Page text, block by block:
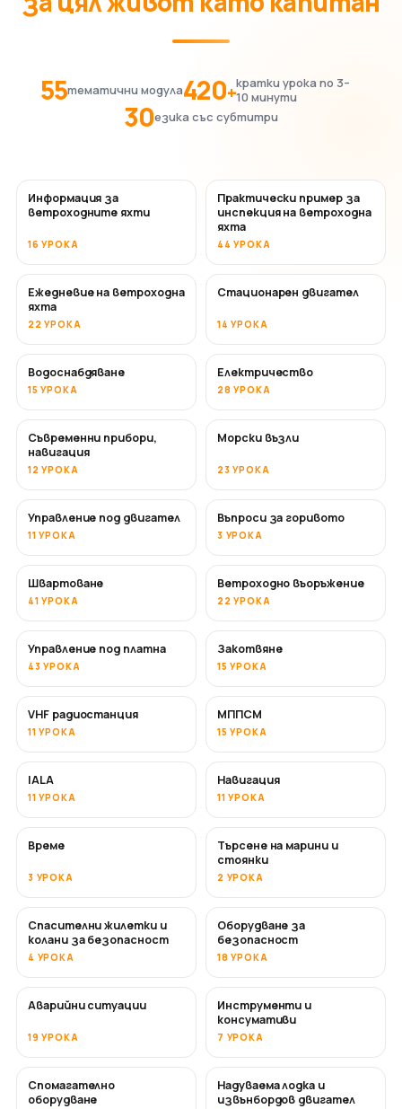
55тематични модула420+кратки урока по 3–
10 минути
30езика със субтитри
Информация за
ветроходните яхти
16 УРОКА
Практически пример за
инспекция на ветроходна
яхта
44 УРОКА
Ежедневие на ветроходна
яхта
22 УРОКА
Стационарен двигател
14 УРОКА
Водоснабдяване
15 УРОКА
Електричество
28 УРОКА
Съвременни прибори,
навигация
12 УРОКА
Морски възли
23 УРОКА
Управление под двигател
11 УРОКА
Въпроси за горивото
3 УРОКА
Швартоване
41 УРОКА
Ветроходно въоръжение
22 УРОКА
Управление под платна
43 УРОКА
Закотвяне
15 УРОКА
VHF радиостанция
11 УРОКА
МППСМ
15 УРОКА
IALA
11 УРОКА
Навигация
11 УРОКА
Време
3 УРОКА
Търсене на марини и
стоянки
2 УРОКА
Спасителни жилетки и
колани за безопасност
4 УРОКА
Оборудване за
безопасност
18 УРОКА
Аварийни ситуации
19 УРОКА
Инструменти и
консумативи
7 УРОКА
Спомагателно
оборудване
Надуваема лодка и
извънбордов двигател